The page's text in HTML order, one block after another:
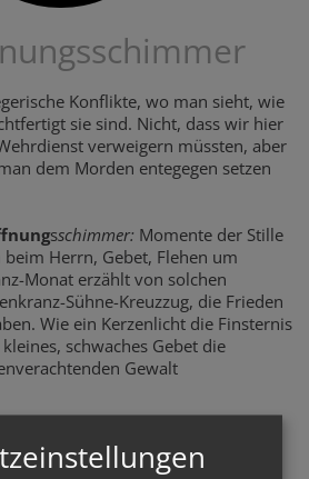
Konflikte, wo man sieht, wie
sie sind. Nicht, dass wir hier
verweigern müssten, aber
dem Morden entegegen setzen
sschimmer: Momente der Stille
Herrn, Gebet, Flehen um
Monat erzählt von solchen
Sühne-Kreuzzug, die Frieden
Wie ein Kerzenlicht die Finsternis
schwaches Gebet die
Gewalt
Kirchen als Zeichen ein